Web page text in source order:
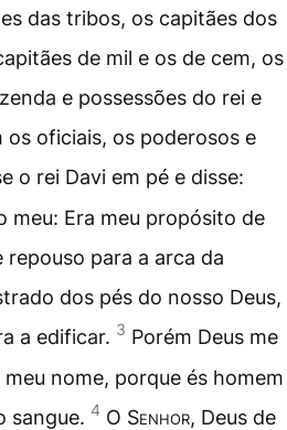
das tribos, os capitães dos
de mil e os de cem, os
e possessões do rei e
oficiais, os poderosos e
o rei Davi em pé e disse:
meu: Era meu propósito de
para a arca da
dos pés do nosso Deus,
a edificar. 3 Porém Deus me
nome, porque és homem
sangue. 4 O Senhor, Deus de